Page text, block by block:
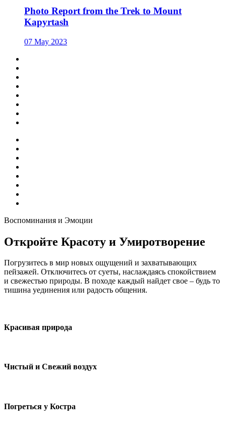
Photo Report from the Trek to Mount
Kapyrtash
07 May 2023
Воспоминания и Эмоции
Откройте Красоту и Умиротворение
Погрузитесь в мир новых ощущений и захватывающих
пейзажей. Отключитесь от суеты, наслаждаясь спокойствием
и свежестью природы. В походе каждый найдет свое – будь то
тишина уединения или радость общения.
Красивая природа
Чистый и Свежий воздух
Погреться у Костра